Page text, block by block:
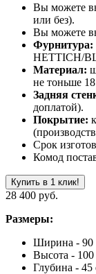
Вы можете
или без).
Вы можете
Фурнитура:
HETTICH/
Материал:
не тоньше
Задняя
доплатой).
Покрытие:
Срок
Комод
Купить в 1 клик!
28 400 руб.
Размеры:
Ширина - 90
Высота -
Глубина - 45